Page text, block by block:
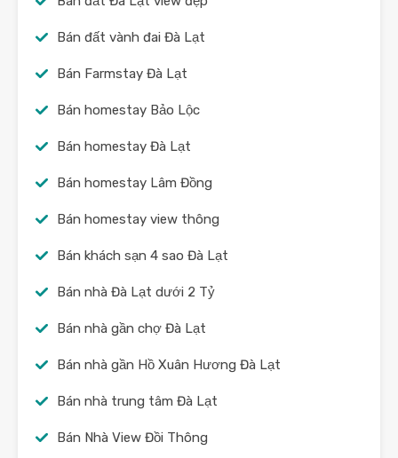
Bán đất vành đai Đà Lạt
Bán Farmstay Đà Lạt
Bán homestay Bảo Lộc
Bán homestay Đà Lạt
Bán homestay Lâm Đồng
Bán homestay view thông
Bán khách sạn 4 sao Đà Lạt
Bán nhà Đà Lạt dưới 2 Tỷ
Bán nhà gần chợ Đà Lạt
Bán nhà gần Hồ Xuân Hương Đà Lạt
Bán nhà trung tâm Đà Lạt
Bán Nhà View Đồi Thông